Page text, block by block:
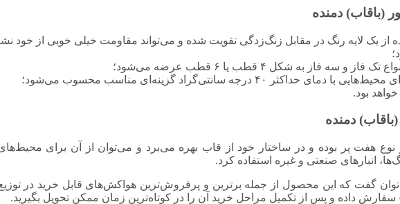
از یک لایه رنگ در مقابل زنگ‌زدگی تقویت شده و می‌تواند مقاومت خیلی خوبی از خود
به شکل ۴ قطب یا ۶ قطب عرضه می‌شود؛
بود.
۳۵ سانت ۱۳۱۰ دور (باقاب) دمنده از نوع هفت پر بوده و در ساختار خود از قاب بهره می‌برد و می‌توان از آن
انبارهای صنعتی و غیره استفاده کرد.
گفت که این محصول از جمله برترین و پرفروش‌ترین هواکش‌های قابل خرید در توزیع
سفارش داده و پس از تکمیل مراحل خرید آن را در کوتاه‌ترین زمان ممکن تحویل بگیرید.